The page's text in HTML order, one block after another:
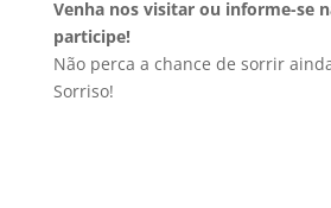
Venha nos visitar ou informe-se
participe!
Não perca a chance de sorrir
Sorriso!